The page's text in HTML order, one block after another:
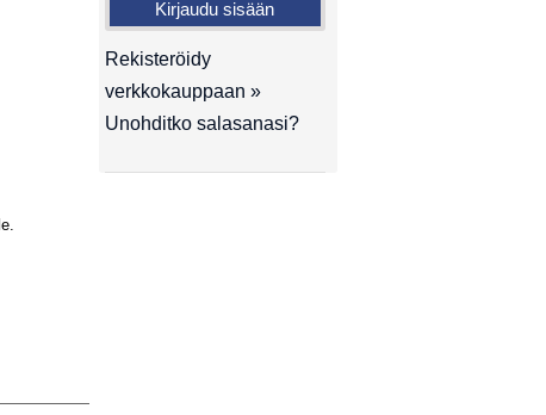
Rekisteröidy
verkkokauppaan »
Unohditko salasanasi?